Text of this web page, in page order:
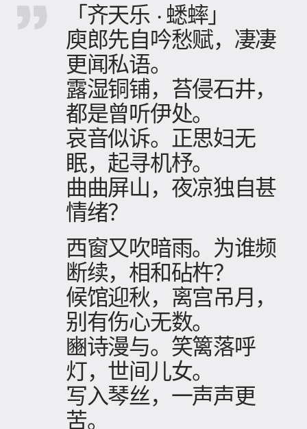
「齐天乐 · 蟋蟀」
庾郎先自吟愁赋，凄凄
更闻私语。
露湿铜铺，苔侵石井，
都是曾听伊处。
哀音似诉。正思妇无
眠，起寻机杼。
曲曲屏山，夜凉独自甚
情绪？
西窗又吹暗雨。为谁频
断续，相和砧杵？
候馆迎秋，离宫吊月，
别有伤心无数。
豳诗漫与。笑篱落呼
灯，世间儿女。
写入琴丝，一声声更
苦。